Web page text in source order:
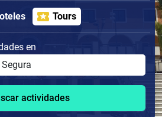
Tours
en
actividades